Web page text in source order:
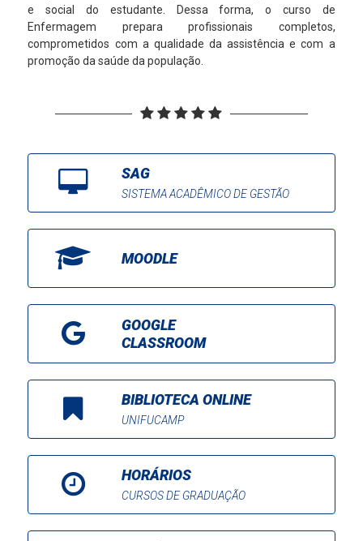
e social do estudante. Dessa forma, o curso de
Enfermagem prepara profissionais completos,
comprometidos com a qualidade da assistência e com a
promoção da saúde da população.
SAG
SISTEMA ACADÊMICO DE GESTÃO
MOODLE
GOOGLE
CLASSROOM
BIBLIOTECA ONLINE
UNIFUCAMP
HORÁRIOS
CURSOS DE GRADUAÇÃO